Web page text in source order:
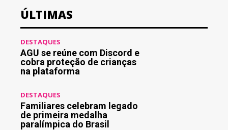
ÚLTIMAS
DESTAQUES
AGU se reúne com Discord e
cobra proteção de crianças
na plataforma
DESTAQUES
Familiares celebram legado
de primeira medalha
paralímpica do Brasil